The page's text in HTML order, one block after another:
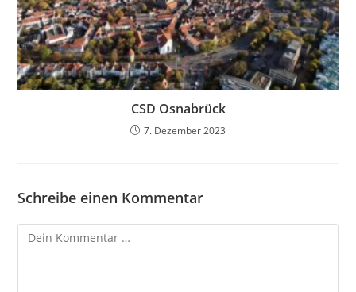
CSD Osnabrück
7. Dezember 2023
Schreibe einen Kommentar
Kommentar